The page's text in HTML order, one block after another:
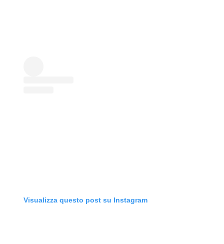
Visualizza questo post su Instagram